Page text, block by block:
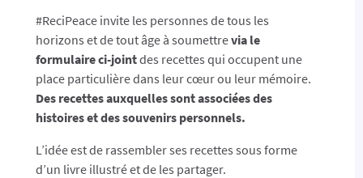
#ReciPeace invite les personnes de tous les
horizons et de tout âge à soumettrevia le
formulaire ci-jointdes recettes qui occupent une
place particulière dans leur cœur ou leur mémoire.
Des recettes auxquelles sont associées des
histoires et des souvenirs personnels.
L’idée est de rassembler ses recettes sous forme
d’un livre illustré et de les partager.